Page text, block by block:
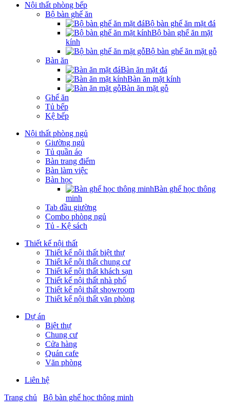
Nội thất phòng bếp
Bộ bàn ghế ăn
Bộ bàn ghế ăn mặt đá
Bộ bàn ghế ăn mặt
kính
Bộ bàn ghế ăn mặt gỗ
Bàn ăn
Bàn ăn mặt đá
Bàn ăn mặt kính
Bàn ăn mặt gỗ
Ghế ăn
Tủ bếp
Kệ bếp
Nội thất phòng ngủ
Giường ngủ
Tủ quần áo
Bàn trang điểm
Bàn làm việc
Bàn học
Bàn ghế học thông
minh
Tab đầu giường
Combo phòng ngủ
Tủ - Kệ sách
Thiết kế nội thất
Thiết kế nội thất biệt thự
Thiết kế nội thất chung cư
Thiết kế nội thất khách sạn
Thiết kế nội thất nhà phố
Thiết kế nội thất showroom
Thiết kế nội thất văn phòng
Dự án
Biệt thự
Chung cư
Cửa hàng
Quán cafe
Văn phòng
Liên hệ
Trang chủ
Bộ bàn ghế học thông minh